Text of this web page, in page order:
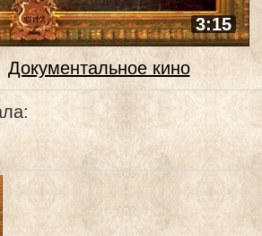
3:15
Документальное кино
: